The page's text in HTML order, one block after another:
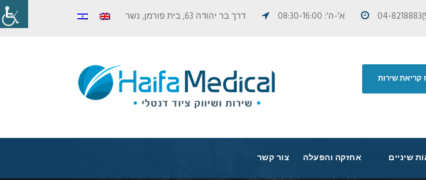
א'-ה': 08:30-16:00 דרך בר יהודה 63, בית פורמן, נשר
קריאת שירות
שיניים אחזקה והפעלה צור קשר